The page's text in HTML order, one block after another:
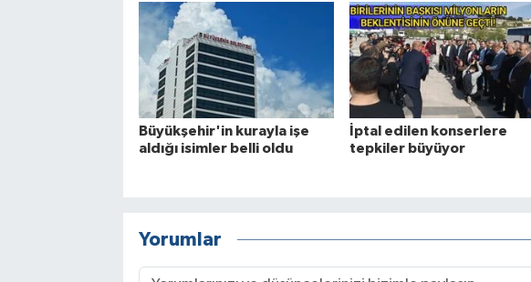
Büyükşehir'in kurayla işe
aldığı isimler belli oldu
İptal edilen konserlere
tepkiler büyüyor
Yorumlar